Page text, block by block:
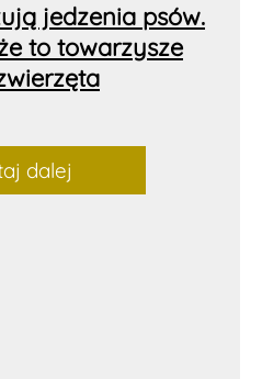
jedzenia psów.
to towarzysze
dalej